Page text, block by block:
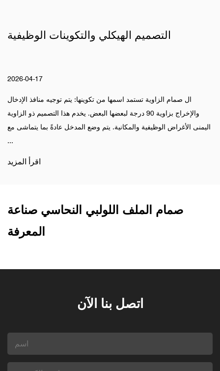
التصميم الهيكلي والتكوينات الوظيفية
2026-04-17
ال صمام الزاوية تستمد اسمها من تكوينها: يتم توجيه منافذ الإدخال
والإخراج بزاوية 90 درجة لبعضها البعض. يخدم هذا التصميم ذو الزاوية
اليمنى الأغراض الوظيفية والمكانية. يتم وضع المدخل عادةً بما يتماشى مع
...
اقرأ المزيد
صمام الملف اللولبي النحاسي صناعة
المعرفة
اتصل بنا الآن